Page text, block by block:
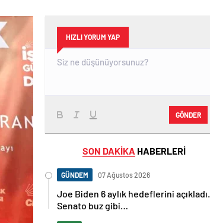
HIZLI YORUM YAP
GÖNDER
SON DAKİKA HABERLERİ
GÜNDEM 07 Ağustos 2026
Joe Biden 6 aylık hedeflerini açıkladı.
Senato buz gibi…